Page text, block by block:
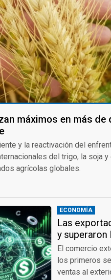
máximos en más de
y la reactivación del
del trigo, la soja y
agrícolas globales.
ECONOMÍA
Las
y superaron
El comercio
los primeros
ventas al